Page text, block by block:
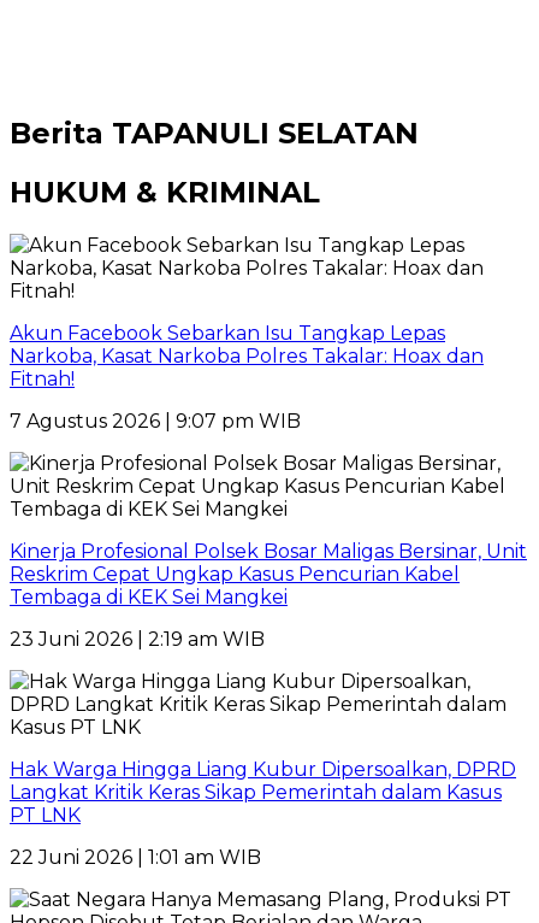
Berita TAPANULI SELATAN
HUKUM & KRIMINAL
Akun Facebook Sebarkan Isu Tangkap Lepas
Narkoba, Kasat Narkoba Polres Takalar: Hoax dan
Fitnah!
7 Agustus 2026 | 9:07 pm WIB
Kinerja Profesional Polsek Bosar Maligas Bersinar, Unit
Reskrim Cepat Ungkap Kasus Pencurian Kabel
Tembaga di KEK Sei Mangkei
23 Juni 2026 | 2:19 am WIB
Hak Warga Hingga Liang Kubur Dipersoalkan, DPRD
Langkat Kritik Keras Sikap Pemerintah dalam Kasus
PT LNK
22 Juni 2026 | 1:01 am WIB